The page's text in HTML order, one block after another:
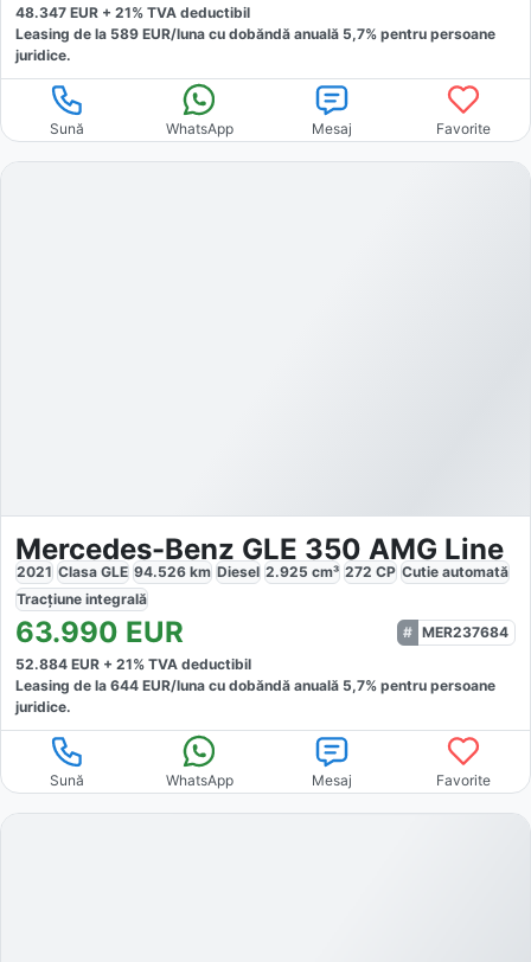
48.347 EUR + 21% TVA deductibil
Leasing de la 589 EUR/luna cu dobăndă anuală 5,7% pentru persoane
juridice.
Sună WhatsApp Mesaj Favorite
Mercedes-Benz GLE 350 AMG Line
2021 Clasa GLE 94.526 km Diesel 2.925 cm³ 272 CP Cutie automată
Tracțiune integrală
63.990 EUR
MER237684
52.884 EUR + 21% TVA deductibil
Leasing de la 644 EUR/luna cu dobăndă anuală 5,7% pentru persoane
juridice.
Sună WhatsApp Mesaj Favorite